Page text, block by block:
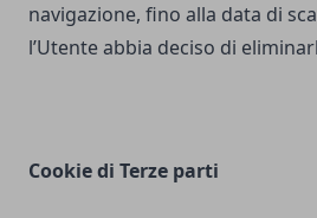
navigazione, fino alla data di
l’Utente abbia deciso di
Cookie di Terze parti